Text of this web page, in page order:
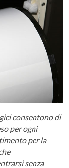
consentono di
per ogni
per la
senza